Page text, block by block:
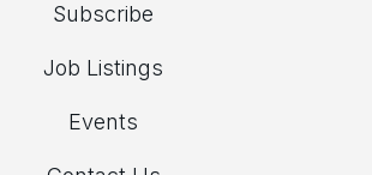
Subscribe
Job Listings
Events